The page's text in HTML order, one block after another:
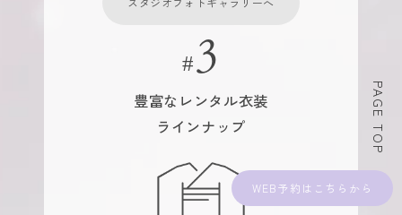
WEB予約
豊富なレンタル衣装
ラインナップ
PAGE TOP